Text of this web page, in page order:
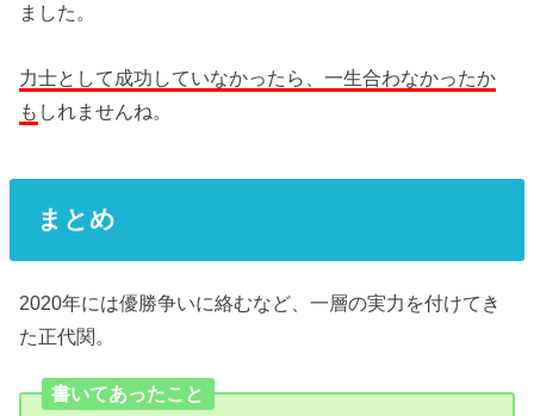
ました。
力士として成功していなかったら、一生合わなかったか
も しれませんね。
まとめ
2020年には優勝争いに絡むなど、一層の実力を付けてき
た正代関。
書いてあったこと